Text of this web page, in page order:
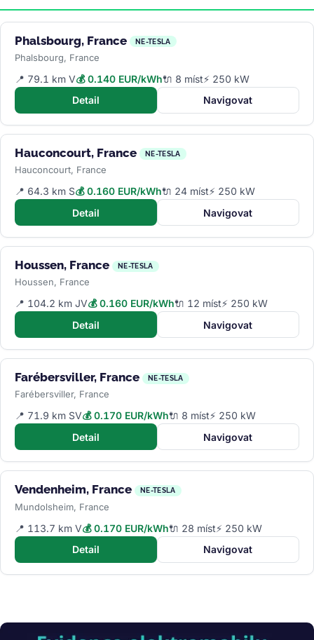
Phalsbourg, France NE-TESLA
Phalsbourg, France
📍 79.1 km V💰 0.140 EUR/kWh🔌 8 míst⚡ 250 kW
Detail
Navigovat
Hauconcourt, France NE-TESLA
Hauconcourt, France
📍 64.3 km S💰 0.160 EUR/kWh🔌 24 míst⚡ 250 kW
Detail
Navigovat
Houssen, France NE-TESLA
Houssen, France
📍 104.2 km JV💰 0.160 EUR/kWh🔌 12 míst⚡ 250 kW
Detail
Navigovat
Farébersviller, France NE-TESLA
Farébersviller, France
📍 71.9 km SV💰 0.170 EUR/kWh🔌 8 míst⚡ 250 kW
Detail
Navigovat
Vendenheim, France NE-TESLA
Mundolsheim, France
📍 113.7 km V💰 0.170 EUR/kWh🔌 28 míst⚡ 250 kW
Detail
Navigovat
Obrázek